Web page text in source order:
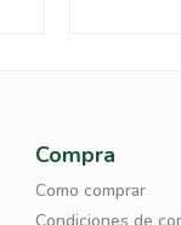
Compra
Como comprar